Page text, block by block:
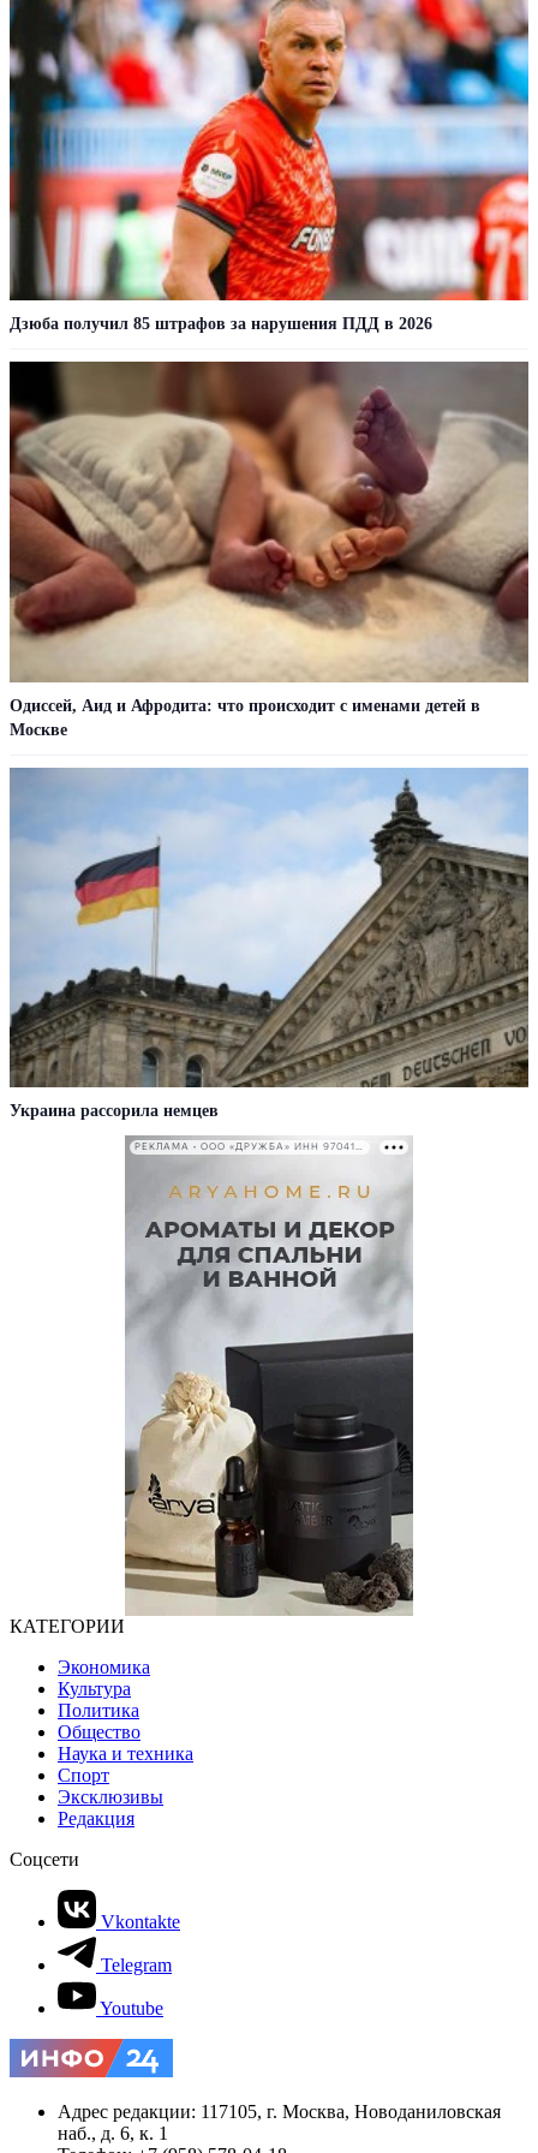
Дзюба получил 85 штрафов за нарушения ПДД в 2026
Одиссей, Аид и Афродита: что происходит с именами детей в
Москве
Украина рассорила немцев
РЕКЛАМА • ООО «ДРУЖБА» ИНН 9704146411
КАТЕГОРИИ
Экономика
Культура
Политика
Общество
Наука и техника
Спорт
Эксклюзивы
Редакция
Соцсети
Vkontakte
Telegram
Youtube
Адрес редакции: 117105, г. Москва, Новоданиловская
наб., д. 6, к. 1